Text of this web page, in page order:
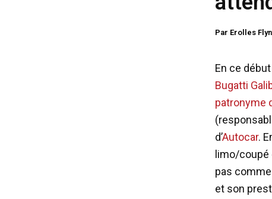
Par Erolles
En ce
Bugatti
patronyme
d’Autocar.
limo/coupé
pas
et son